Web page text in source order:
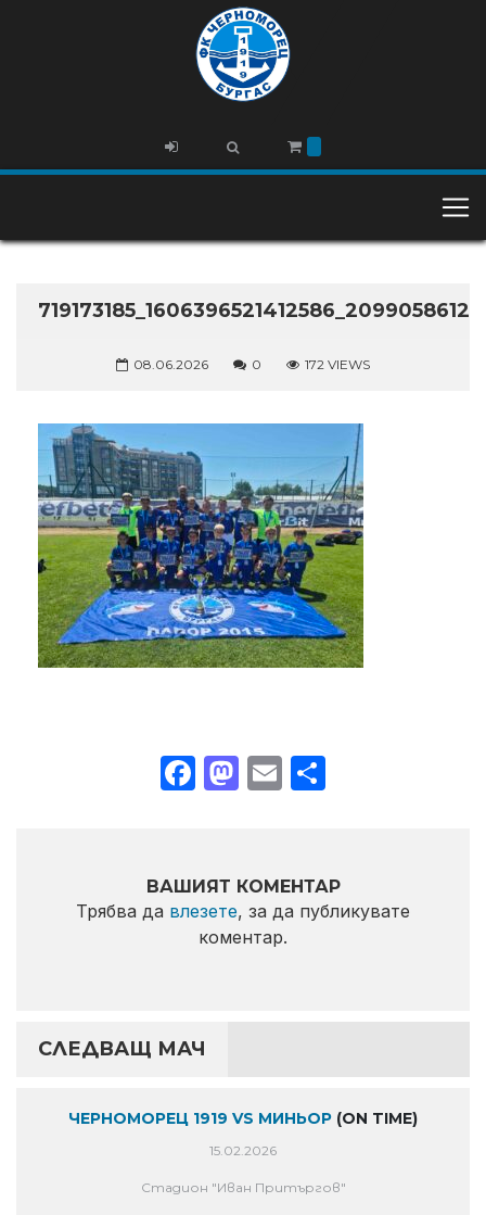
08.06.2026 0 172 VIEWS
Facebook
Mastodon
Email
ВАШИЯТ КОМЕНТАР
Трябва да влезете, за да публикувате
коментар.
СЛЕДВАЩ МАЧ
ЧЕРНОМОРЕЦ 1919 VS МИНЬОР (ON TIME)
15.02.2026
Стадион "Иван Притъргов"